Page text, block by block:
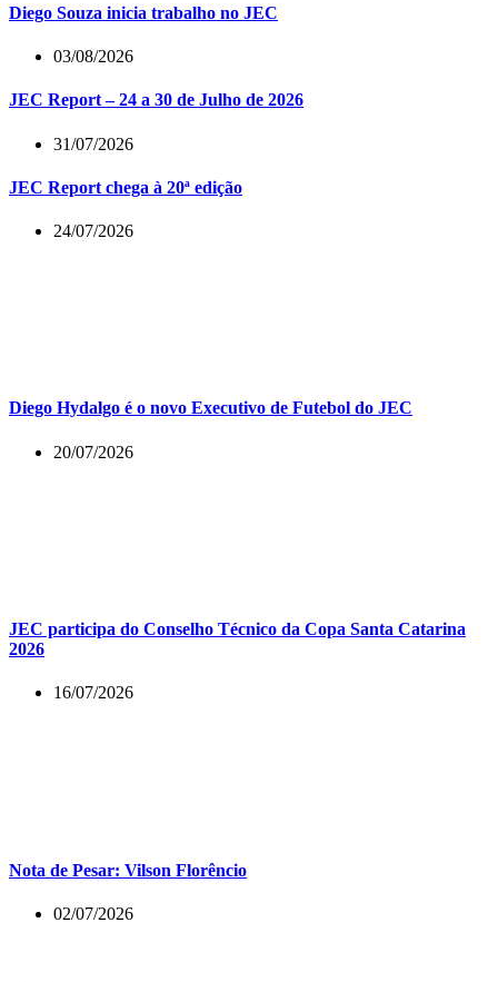
Diego Souza inicia trabalho no JEC
03/08/2026
JEC Report – 24 a 30 de Julho de 2026
31/07/2026
JEC Report chega à 20ª edição
24/07/2026
Diego Hydalgo é o novo Executivo de Futebol do JEC
20/07/2026
JEC participa do Conselho Técnico da Copa Santa Catarina
2026
16/07/2026
Nota de Pesar: Vilson Florêncio
02/07/2026